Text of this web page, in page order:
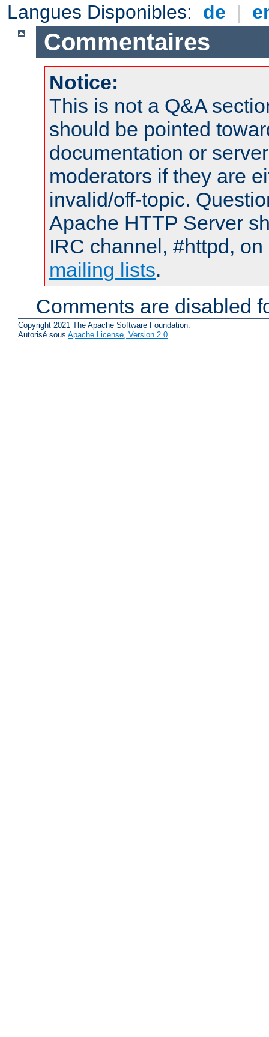
Langues Disponibles: de |
Commentaires
Notice:
This is not a Q&A
should be pointed
documentation or
moderators if they are
invalid/off-topic.
Apache HTTP Server
IRC channel, #httpd,
mailing lists.
Comments are disabled
Copyright 2021 The Apache Software Foundation.
Autorisé sous Apache License, Version 2.0